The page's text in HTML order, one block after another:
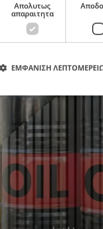
αναφορές για τις
Απολυτως
απαραιτητα
ΕΜΦΑΝΙΣΗ